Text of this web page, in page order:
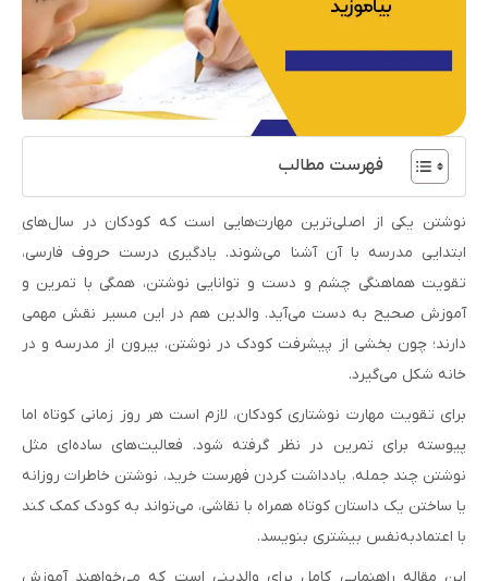
فهرست مطالب
نوشتن یکی از اصلی‌ترین مهارت‌هایی است که کودکان در سال‌های
ابتدایی مدرسه با آن آشنا می‌شوند. یادگیری درست حروف فارسی،
تقویت هماهنگی چشم و دست و توانایی نوشتن، همگی با تمرین و
آموزش صحیح به دست می‌آید. والدین هم در این مسیر نقش مهمی
دارند؛ چون بخشی از پیشرفت کودک در نوشتن، بیرون از مدرسه و در
خانه شکل می‌گیرد.
برای تقویت مهارت نوشتاری کودکان، لازم است هر روز زمانی کوتاه اما
پیوسته برای تمرین در نظر گرفته شود. فعالیت‌های ساده‌ای مثل
نوشتن چند جمله، یادداشت کردن فهرست خرید، نوشتن خاطرات روزانه
یا ساختن یک داستان کوتاه همراه با نقاشی، می‌تواند به کودک کمک کند
با اعتمادبه‌نفس بیشتری بنویسد.
این مقاله راهنمایی کامل برای والدینی است که می‌خواهند آموزش